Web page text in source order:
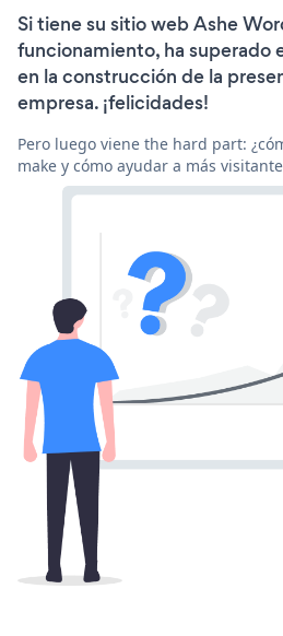
Si tiene su sitio web Ashe
funcionamiento, ha superado
en la construcción de la
empresa. ¡felicidades!
Pero luego viene the hard part:
make y cómo ayudar a más